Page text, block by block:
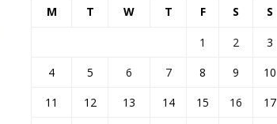
M T W T F S S
1 2
3
4
5 6 7 8 9
10
11
12 13 14 15 16
17